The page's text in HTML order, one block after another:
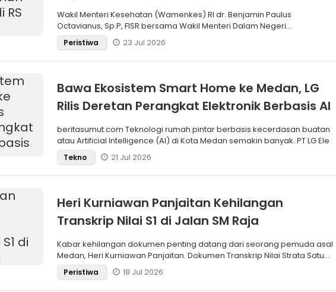
Wakil Menteri Kesehatan (Wamenkes) RI dr. Benjamin Paulus
Octavianus, Sp.P, FISR bersama Wakil Menteri Dalam Negeri
(Wamendagri) RI Dr. Akhm
Peristiwa 23 Jul 2026
Bawa Ekosistem Smart Home ke Medan, LG
Rilis Deretan Perangkat Elektronik Berbasis AI
beritasumut.com Teknologi rumah pintar berbasis kecerdasan buatan
atau Artificial Intelligence (AI) di Kota Medan semakin banyak. PT LG Ele
Tekno 21 Jul 2026
Heri Kurniawan Panjaitan Kehilangan
Transkrip Nilai S1 di Jalan SM Raja
Kabar kehilangan dokumen penting datang dari seorang pemuda asal
Medan, Heri Kurniawan Panjaitan. Dokumen Transkrip Nilai Strata Satu
(S1) m
Peristiwa 18 Jul 2026